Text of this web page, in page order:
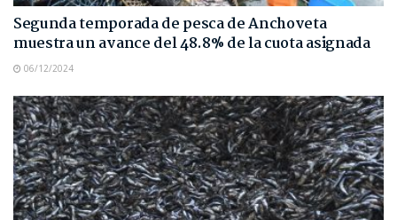
Segunda temporada de pesca de Anchoveta
muestra un avance del 48.8% de la cuota asignada
06/12/2024